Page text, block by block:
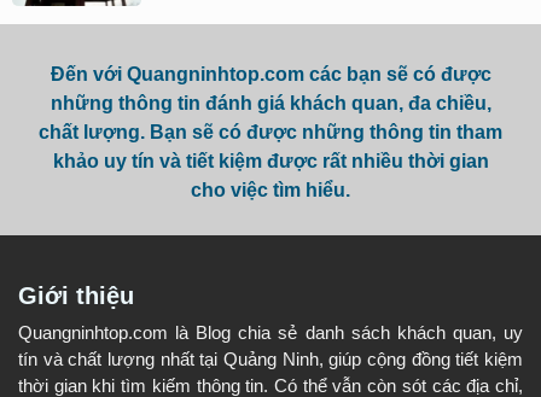
Đến với Quangninhtop.com các bạn sẽ có được
những thông tin đánh giá khách quan, đa chiều,
chất lượng. Bạn sẽ có được những thông tin tham
khảo uy tín và tiết kiệm được rất nhiều thời gian
cho việc tìm hiểu.
Giới thiệu
Quangninhtop.com là Blog chia sẻ danh sách khách quan, uy
tín và chất lượng nhất tại Quảng Ninh, giúp cộng đồng tiết kiệm
thời gian khi tìm kiếm thông tin. Có thể vẫn còn sót các địa chỉ,